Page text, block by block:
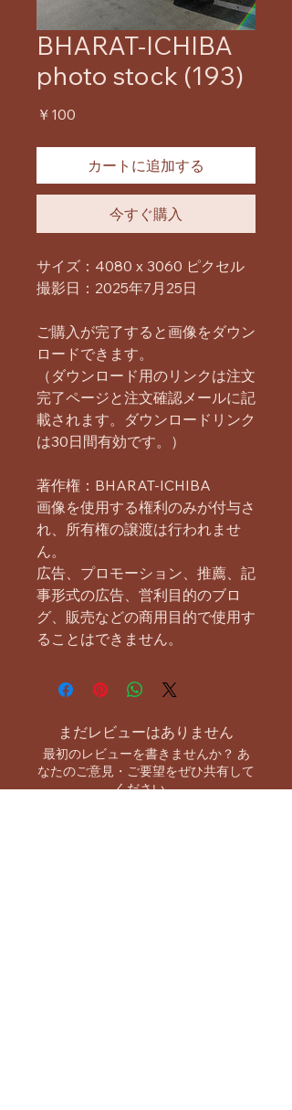
BHARAT-ICHIBA
photo stock (193)
￥100
カートに追加する
今すぐ購入
サイズ：4080 x 3060 ピクセル
撮影日：2025年7月25日
ご購入が完了すると画像をダウン
ロードできます。
（ダウンロード用のリンクは注文
完了ページと注文確認メールに記
載されます。ダウンロードリンク
は30日間有効です。）
著作権：BHARAT-ICHIBA
画像を使用する権利のみが付与さ
れ、所有権の譲渡は行われませ
ん。
広告、プロモーション、推薦、記
事形式の広告、営利目的のブロ
グ、販売などの商用目的で使用す
ることはできません。
まだレビューはありません
最初のレビューを書きませんか？ あ
なたのご意見・ご要望をぜひ共有して
ください。